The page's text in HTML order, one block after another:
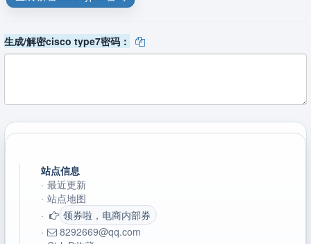
生成/解密cisco type7密码：
站点信息
· 最近更新
· 站点地图
·
领券啦，电商内部券
·
8292669@qq.com